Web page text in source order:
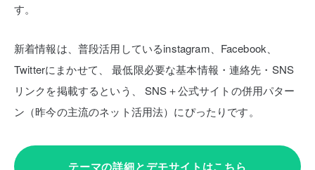
す。
新着情報は、普段活用しているinstagram、Facebook、
Twitterにまかせて、
最低限必要な基本情報・連絡先・SNS
リンクを掲載するという、
SNS＋公式サイトの併用パター
ン（昨今の主流のネット活用法）にぴったりです。
テーマの詳細とデモサイトはこちら